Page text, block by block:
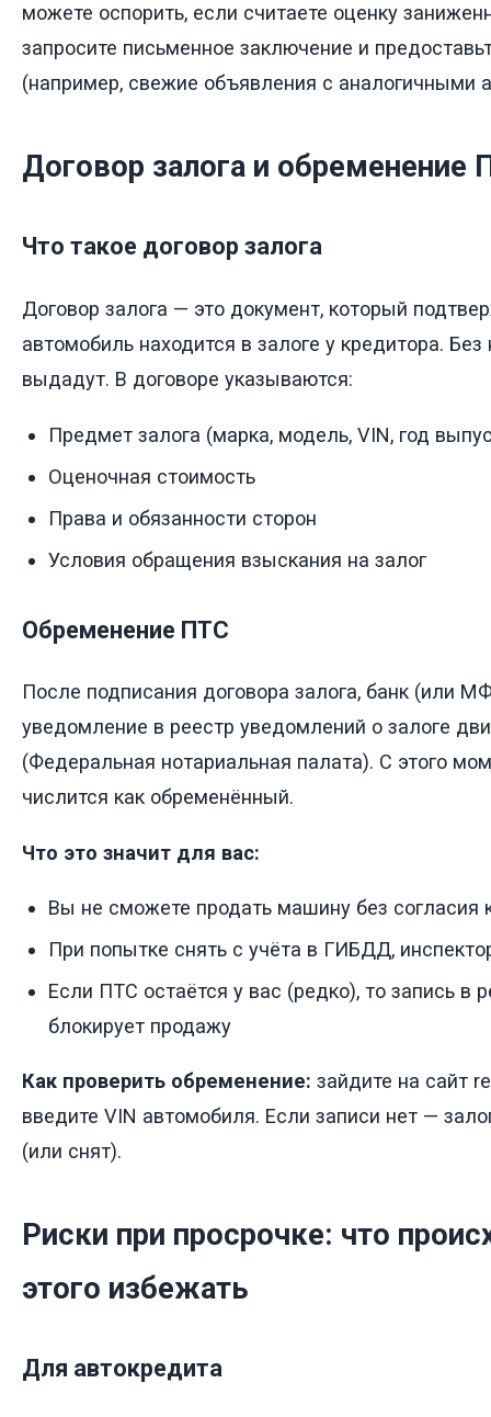
можете оспорить, если считаете оценку
запросите письменное заключение и
(например, свежие объявления с аналогичными
Договор залога и обременение
Что такое договор залога
Договор залога — это документ, который
автомобиль находится в залоге у кредитора. Без
выдадут. В договоре указываются:
Предмет залога (марка, модель, VIN, год
Оценочная стоимость
Права и обязанности сторон
Условия обращения взыскания на залог
Обременение ПТС
После подписания договора залога, банк (или
уведомление в реестр уведомлений о залоге
(Федеральная нотариальная палата). С этого
числится как обременённый.
Что это значит для вас:
Вы не сможете продать машину без согласия
При попытке снять с учёта в ГИБДД,
Если ПТС остаётся у вас (редко), то запись в
блокирует продажу
Как проверить обременение: зайдите на сайт
введите VIN автомобиля. Если записи нет —
(или снят).
Риски при просрочке: что
этого избежать
Для автокредита